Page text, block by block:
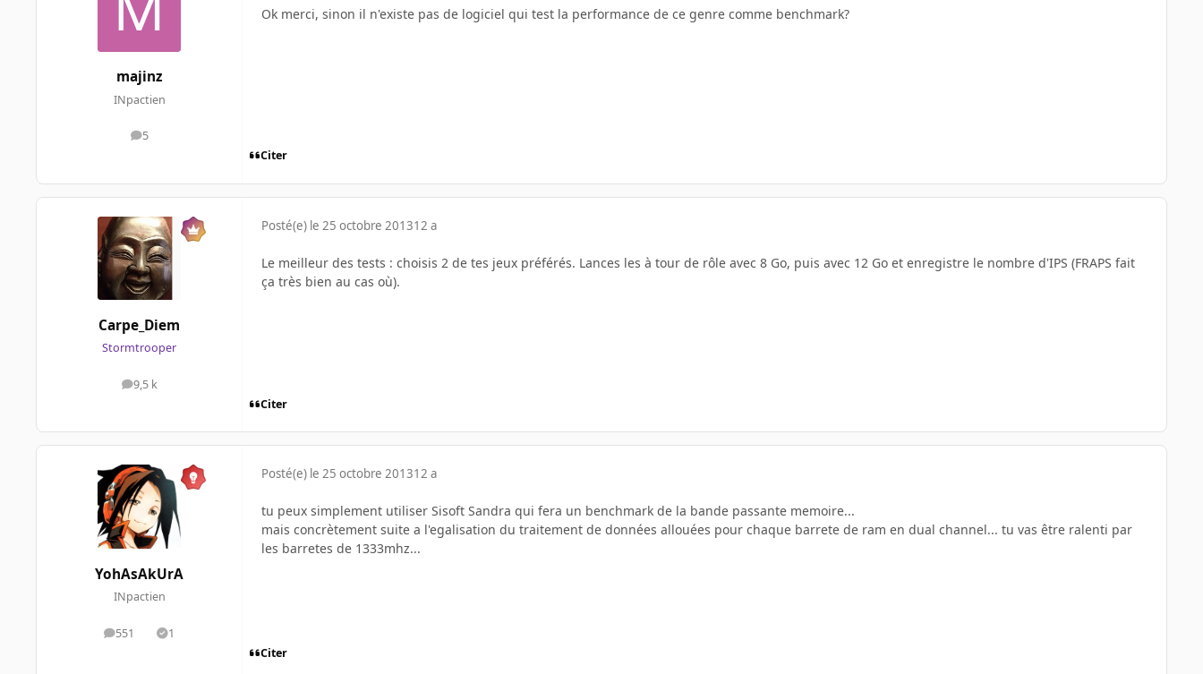
majinz
INpactien
5
messages
Ok merci, sinon il n'existe pas de logiciel qui test la performance de ce genre comme benchmark?
Citer
Carpe_Diem
Stormtrooper
9,5 k
messages
Posté(e) le 25 octobre 201312 a
Le meilleur des tests : choisis 2 de tes jeux préférés. Lances les à tour de rôle avec 8 Go, puis avec 12 Go et enregistre le nombre d'IPS (FRAPS fait
ça très bien au cas où).
Citer
YohAsAkUrA
INpactien
551
messages1
Solutions
Posté(e) le 25 octobre 201312 a
tu peux simplement utiliser Sisoft Sandra qui fera un benchmark de la bande passante memoire...
mais concrètement suite a l'egalisation du traitement de données allouées pour chaque barrete de ram en dual channel... tu vas être ralenti par
les barretes de 1333mhz...
Citer